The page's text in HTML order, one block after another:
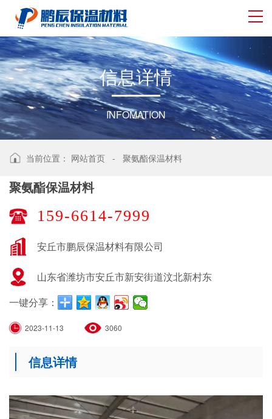
信息详情
INFOMATION
当前位置： 网站首页 - 聚氨酯保温材料
聚氨酯保温材料
159-6614-7999
安丘市鹏辰保温材料有限公司
山东省潍坊市安丘市新安街道汶北新村东
一键分享：
2023-11-13 3060
信息详情